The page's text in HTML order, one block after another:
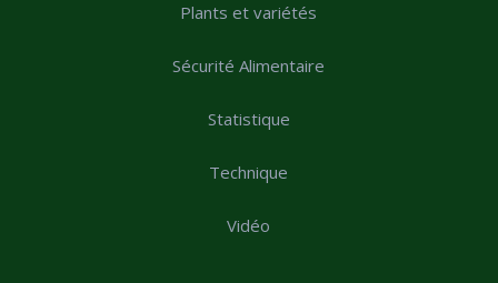
Plants et variétés
Sécurité Alimentaire
Statistique
Technique
Vidéo